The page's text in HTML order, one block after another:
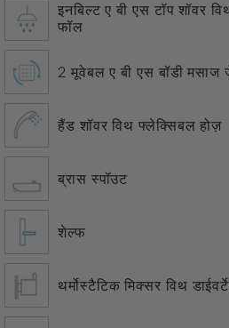
इनबिल्ट ए बी एस टॉप शॉवर
फॉल
2 मूवेबल ए बी एस बॉडी
हैंड शॉवर विथ फ्लेक्सिबल होज़
ब्रास स्पॉउट
शेल्फ
थर्मोस्टैटिक मिक्सर विथ